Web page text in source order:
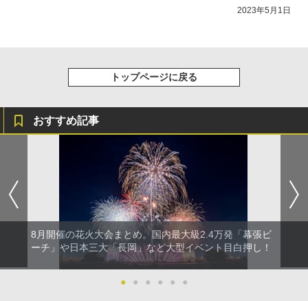
2023年5月1日
トップページに戻る
おすすめ記事
8月開催の花火大会まとめ。国内最大級2.4万発「幕張ビ
ーチ」や日本三大「長岡」など大型イベント目白押し！
● ● ● ● ● ●